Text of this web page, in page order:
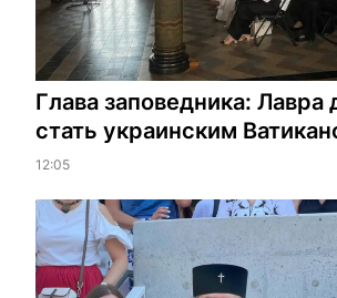
Глава заповедника: Лавра
стать украинским
12:05